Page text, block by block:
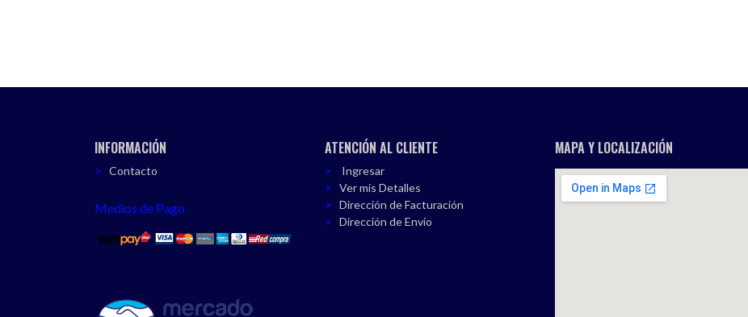
INFORMACIÓN
Contacto
Medios de Pago
ATENCIÓN AL CLIENTE
Ingresar
Ver mis Detalles
Dirección de Facturación
Dirección de Envío
MAPA Y LOCALIZACIÓN